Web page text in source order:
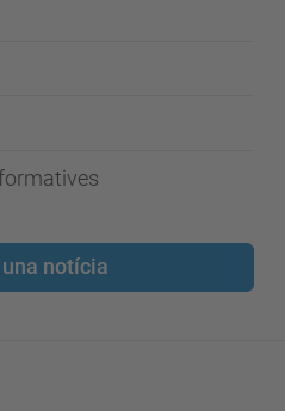
notícia